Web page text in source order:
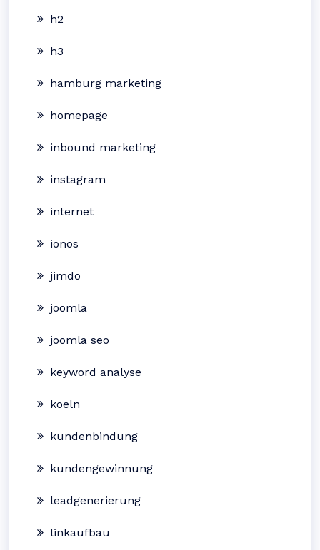
h2
h3
hamburg marketing
homepage
inbound marketing
instagram
internet
ionos
jimdo
joomla
joomla seo
keyword analyse
koeln
kundenbindung
kundengewinnung
leadgenerierung
linkaufbau